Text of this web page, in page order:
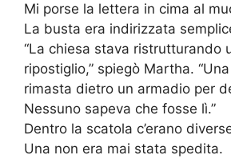
Mi porse la lettera in cima al
La busta era indirizzata
“La chiesa stava ristrutturando
ripostiglio,” spiegò Martha.
rimasta dietro un armadio per
Nessuno sapeva che fosse lì.”
Dentro la scatola c’erano
Una non era mai stata spedita.